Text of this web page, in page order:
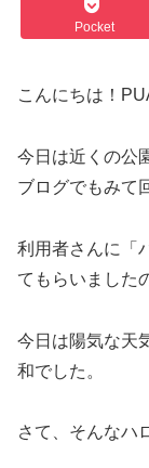
Pocket
こんにちは！
今日は近くの公
ブログでもみて
利用者さんに「
てもらいました
今日は陽気な天
和でした。
さて、そんなハ